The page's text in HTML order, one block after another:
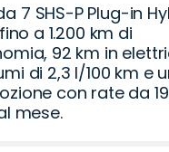
7 SHS-P Plug-in
a 1.200 km di
92 km in
di 2,3 l/100 km e
con rate da
mese.